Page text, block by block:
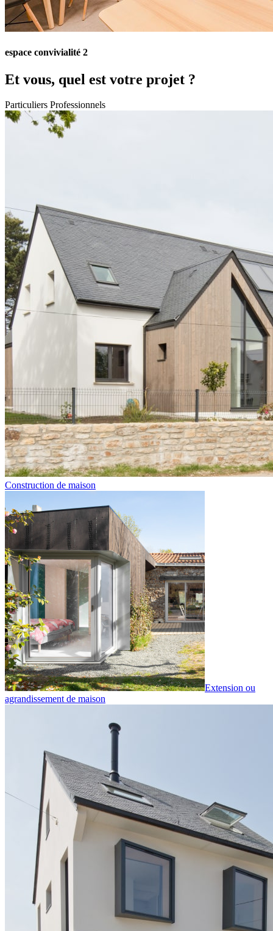
espace convivialité 2
Et vous, quel est votre projet ?
Particuliers Professionnels
Construction de maison
Extension ou
agrandissement de maison